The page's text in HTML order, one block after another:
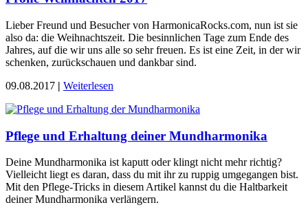
Lieber Freund und Besucher von HarmonicaRocks.com, nun ist sie
also da: die Weihnachtszeit. Die besinnlichen Tage zum Ende des
Jahres, auf die wir uns alle so sehr freuen. Es ist eine Zeit, in der wir
schenken, zurückschauen und dankbar sind.
09.08.2017 | Weiterlesen
Pflege und Erhaltung deiner Mundharmonika
Deine Mundharmonika ist kaputt oder klingt nicht mehr richtig?
Vielleicht liegt es daran, dass du mit ihr zu ruppig umgegangen bist.
Mit den Pflege-Tricks in diesem Artikel kannst du die Haltbarkeit
deiner Mundharmonika verlängern.